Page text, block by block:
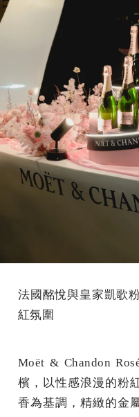
法國酩悅與皇家凱歌
紅氛圍
Moët & Chandon
檳，以性感浪漫的粉
香為基調，精緻的金